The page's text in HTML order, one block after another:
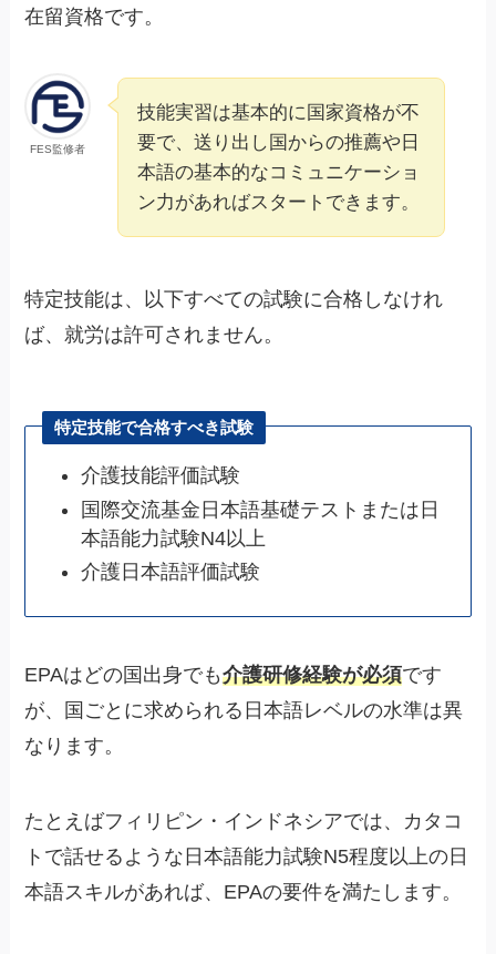
在留資格です。
FES監修者
技能実習は基本的に国家資格が不
要で、送り出し国からの推薦や日
本語の基本的なコミュニケーショ
ン力があればスタートできます。
特定技能は、以下すべての試験に合格しなけれ
ば、就労は許可されません。
特定技能で合格すべき試験
介護技能評価試験
国際交流基金日本語基礎テストまたは日
本語能力試験N4以上
介護日本語評価試験
EPAはどの国出身でも介護研修経験が必須です
が、国ごとに求められる日本語レベルの水準は異
なります。
たとえばフィリピン・インドネシアでは、カタコ
トで話せるような日本語能力試験N5程度以上の日
本語スキルがあれば、EPAの要件を満たします。